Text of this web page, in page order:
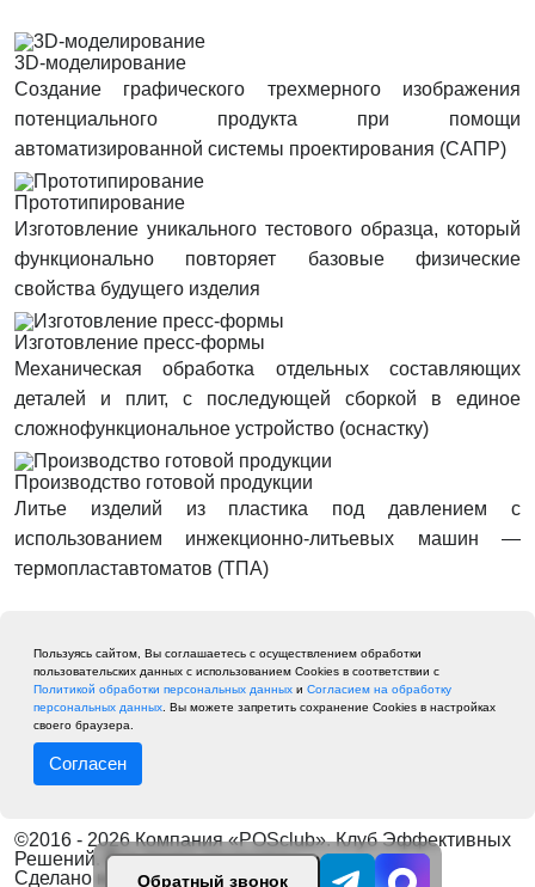
3D-моделирование
Создание графического трехмерного изображения
потенциального продукта при помощи
автоматизированной системы проектирования (САПР)
Прототипирование
Изготовление уникального тестового образца, который
функционально повторяет базовые физические
свойства будущего изделия
Изготовление пресс-формы
Механическая обработка отдельных составляющих
деталей и плит, с последующей сборкой в единое
сложнофункциональное устройство (оснастку)
Производство готовой продукции
Литье изделий из пластика под давлением с
использованием инжекционно-литьевых машин —
термопластавтоматов (ТПА)
©2016 - 2026 Компания «POSclub». Клуб Эффективных
Решений. Все права защищены.
Сделано на
delosait.ru
Обратный звонок
Пользуясь сайтом, Вы соглашаетесь с осуществлением обработки
пользовательских данных с использованием Cookies в соответствии с
Политикой обработки персональных данных и Согласием на обработку
персональных данных . Вы можете запретить сохранение Cookies в настройках
своего браузера.
Согласен